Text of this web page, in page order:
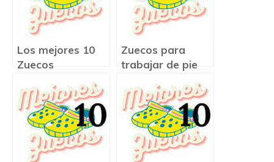
Los mejores 10
Zuecos
Zuecos para
trabajar de pie